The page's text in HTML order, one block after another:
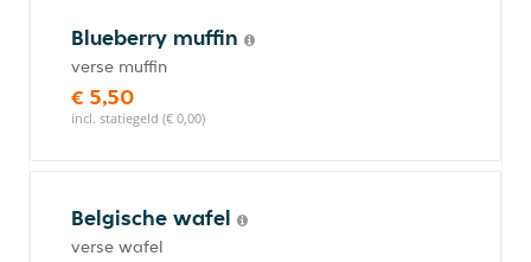
Blueberry muffin
verse muffin
€ 5,50
incl. statiegeld (€ 0,00)
Belgische wafel
verse wafel